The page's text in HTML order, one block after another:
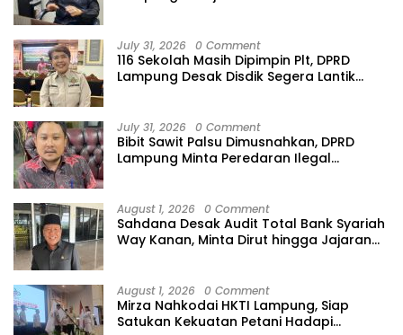
July 31, 2026 0 Comment
116 Sekolah Masih Dipimpin Plt, DPRD
Lampung Desak Disdik Segera Lantik
July 31, 2026 0 Comment
Bibit Sawit Palsu Dimusnahkan, DPRD
Lampung Minta Peredaran Ilegal
August 1, 2026 0 Comment
Sahdana Desak Audit Total Bank Syariah
Way Kanan, Minta Dirut hingga Jajaran
August 1, 2026 0 Comment
Mirza Nahkodai HKTI Lampung, Siap
Satukan Kekuatan Petani Hadapi